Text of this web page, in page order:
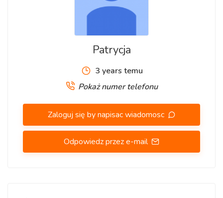
Patrycja
3 years temu
Pokaż numer telefonu
Zaloguj się by napisac wiadomosc
Odpowiedz przez e-mail